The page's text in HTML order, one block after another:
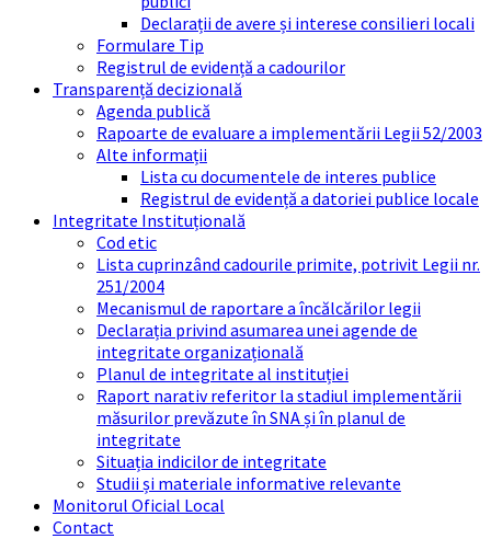
Declarații de avere și interese consilieri locali
Formulare Tip
Registrul de evidență a cadourilor
Transparență decizională
Agenda publică
Rapoarte de evaluare a implementării Legii 52/2003
Alte informații
Lista cu documentele de interes publice
Registrul de evidență a datoriei publice locale
Integritate Instituțională
Cod etic
Lista cuprinzând cadourile primite, potrivit Legii nr.
251/2004
Mecanismul de raportare a încălcărilor legii
Declarația privind asumarea unei agende de
integritate organizațională
Planul de integritate al instituției
Raport narativ referitor la stadiul implementării
măsurilor prevăzute în SNA și în planul de
integritate
Situația indicilor de integritate
Studii și materiale informative relevante
Monitorul Oficial Local
Contact